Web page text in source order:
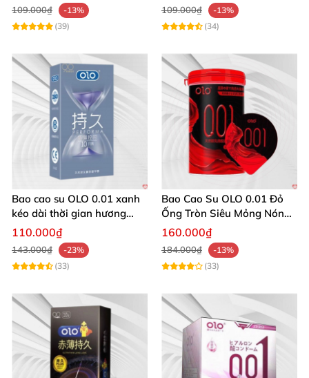
109.000₫
-13%
(39)
109.000₫
-13%
(34)
Bao cao su OLO 0.01 xanh
kéo dài thời gian hương
vani mượt mà 10 cái
110.000₫
143.000₫
-23%
(33)
Bao Cao Su OLO 0.01 Đỏ
Ống Tròn Siêu Mỏng Nóng
Ấm 10 Cái
160.000₫
184.000₫
-13%
(33)